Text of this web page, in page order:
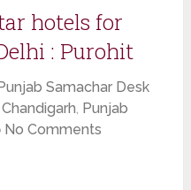
hotels for
: Purohit
Samachar Desk
Chandigarh, Punjab
No Comments